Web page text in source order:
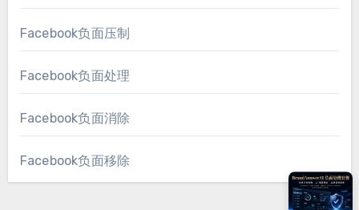
Facebook负面压制
Facebook负面处理
Facebook负面消除
Facebook负面移除